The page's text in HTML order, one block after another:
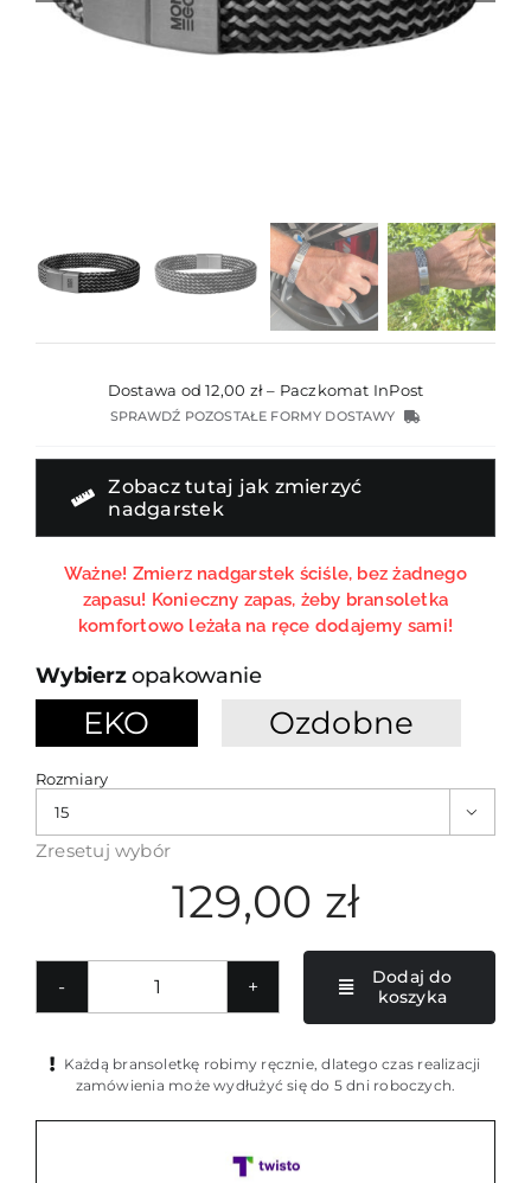
Dostawa od 12,00 zł – Paczkomat InPost
SPRAWDŹ POZOSTAŁE FORMY DOSTAWY
Zobacz tutaj jak zmierzyć
nadgarstek
Ważne! Zmierz nadgarstek ściśle, bez żadnego
zapasu! Konieczny zapas, żeby bransoletka
komfortowo leżała na ręce dodajemy sami!
opakowanie
EKO Ozdobne
Rozmiary

Zresetuj wybór
129,00 zł
ilość
bransoletka
z
Dodaj do
koszyka
Każdą bransoletkę robimy ręcznie, dlatego czas realizacji
zamówienia może wydłużyć się do 5 dni roboczych.